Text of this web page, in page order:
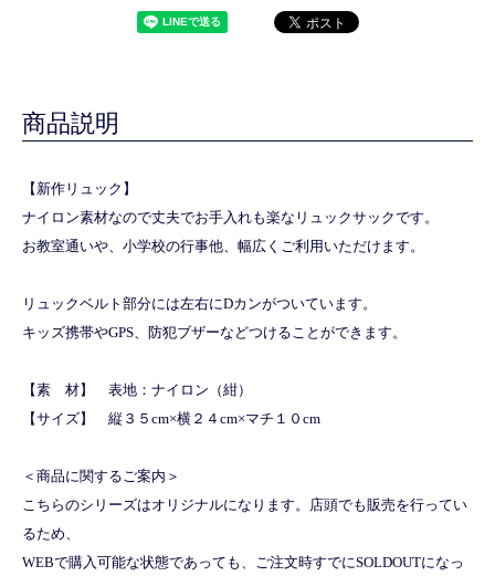
商品説明
【新作リュック】
ナイロン素材なので丈夫でお手入れも楽なリュックサックです。
お教室通いや、小学校の行事他、幅広くご利用いただけます。
リュックベルト部分には左右にDカンがついています。
キッズ携帯やGPS、防犯ブザーなどつけることができます。
【素 材】 表地：ナイロン（紺）
【サイズ】 縦３５cm×横２４cm×マチ１０cm
＜商品に関するご案内＞
こちらのシリーズはオリジナルになります。店頭でも販売を行ってい
るため、
WEBで購入可能な状態であっても、ご注文時すでにSOLDOUTになっ